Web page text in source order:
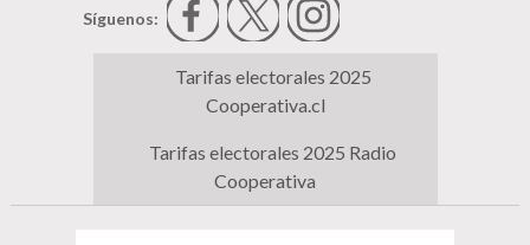
Síguenos:
Tarifas electorales 2025
Cooperativa.cl
Tarifas electorales 2025 Radio
Cooperativa